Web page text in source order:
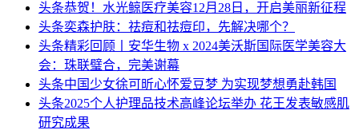
头条恭贺！水光鲸医疗美容12月28日，开启美丽新征程
头条奕森护肤：祛痘和祛痘印，先解决哪个？
头条精彩回顾丨安华生物 x 2024美沃斯国际医学美容大
会：珠联璧合，完美谢幕
头条中国少女徐可昕心怀爱豆梦 为实现梦想勇赴韩国
头条2025个人护理品技术高峰论坛举办 花王发表敏感肌
研究成果